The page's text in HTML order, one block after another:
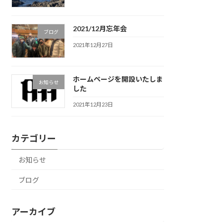
ブログ 2021/12月忘年会
2021年12月27日
お知らせ
ホームページを開設いたしま
した
2021年12月23日
カテゴリー
お知らせ
ブログ
アーカイブ